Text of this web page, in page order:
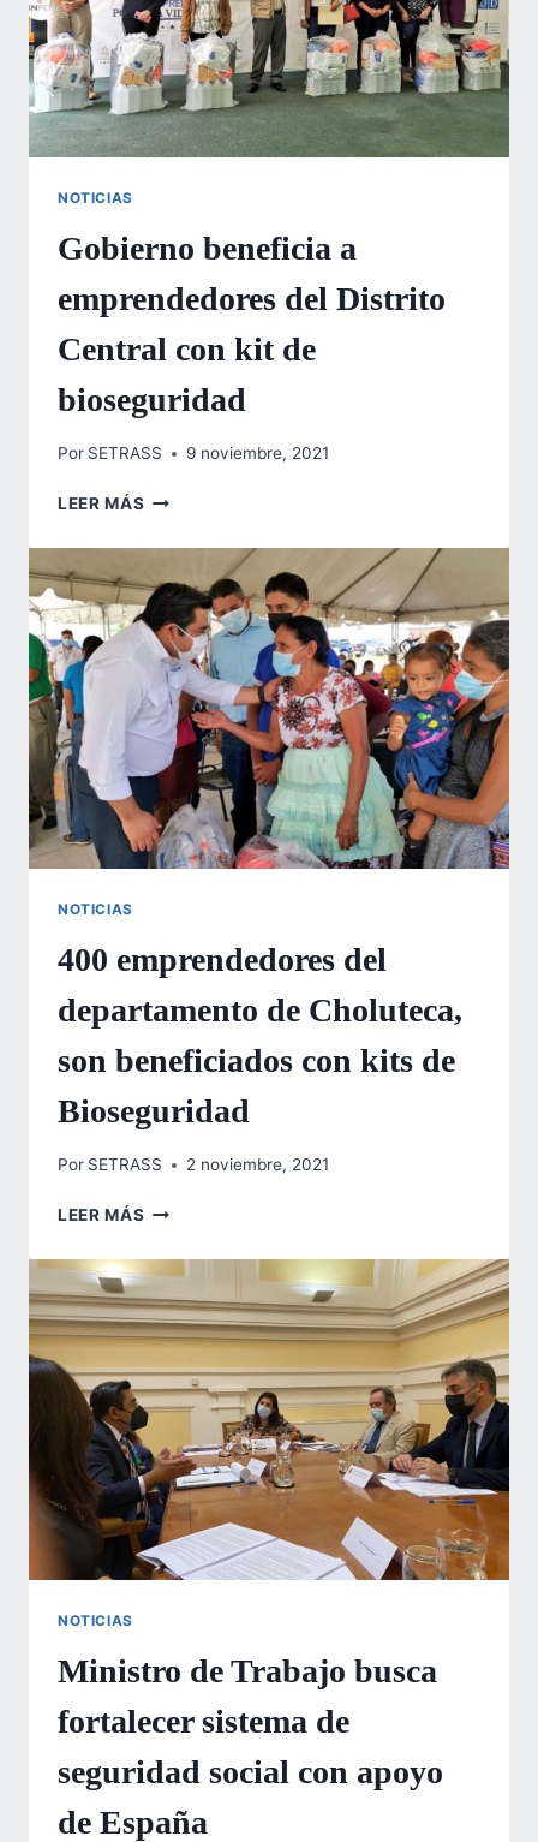
NOTICIAS
Gobierno beneficia a
emprendedores del Distrito
Central con kit de
bioseguridad
Por SETRASS 9 noviembre, 2021
LEER MÁS GOBIERNO
A
EMPRENDEDORES
DEL
DISTRITO
CENTRAL
CON
KIT
DE
BIOSEGURIDAD
NOTICIAS
400 emprendedores del
departamento de Choluteca,
son beneficiados con kits de
Bioseguridad
Por SETRASS 2 noviembre, 2021
LEER MÁS 400
DEL
DEPARTAMENTO
DE
CHOLUTECA,
BENEFICIADOS
CON
DE
BIOSEGURIDAD
NOTICIAS
Ministro de Trabajo busca
fortalecer sistema de
seguridad social con apoyo
de España